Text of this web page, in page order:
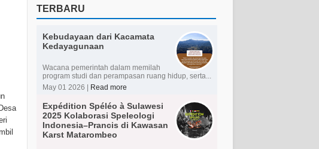
TERBARU
Kebudayaan dari Kacamata
Kedayagunaan
Wacana pemerintah dalam memilah
program studi dan perampasan ruang hidup, serta...
May 01 2026 | Read more
Expédition Spéléo à Sulawesi
2025 Kolaborasi Speleologi
Indonesia–Prancis di Kawasan
Karst Matarombeo